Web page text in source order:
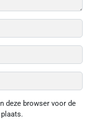
deze browser voor de